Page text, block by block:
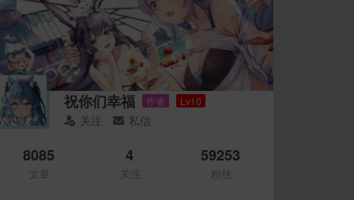
祝你们幸福 作者 Lv10
关注 私信
8085
文章
4
关注
59253
粉丝